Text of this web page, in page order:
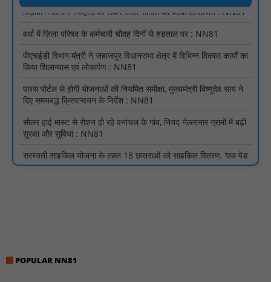
वर्धा में ज़िला परिषद के कर्मचारी चौदह दिनों से हड़ताल पर : NN81
पीएचईडी विभाग मंत्री ने जहाजपुर विधानसभा क्षेत्र में विभिन्न विकास कार्यों का
किया शिलान्यास एवं लोकार्पण : NN81
पारस पोर्टल से होगी योजनाओं की नियमित समीक्षा, मुख्यमंत्री विष्णुदेव साय ने
दिए समयबद्ध क्रियान्वयन के निर्देश : NN81
सोलर हाई मास्ट से रोशन हो रहे वनांचल के गांव, नियद नेल्लानार ग्रामों में बढ़ी
सुरक्षा और सुविधा : NN81
सरस्वती साइकिल योजना के तहत 18 छात्राओं को साइकिल वितरण, 'एक पेड़
माँ के नाम' अभियान में हुआ वृक्षारोपण : NN81
रेजिडेंट डॉक्टरों का शांतिपूर्ण आंदोलन जारी, सभी रेजिडेंट्स का लंबित वेतन
POPULAR NN81